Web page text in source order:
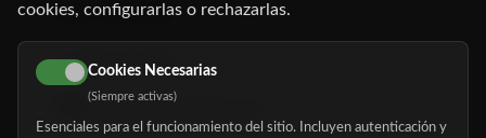
91 345 06 26
616 113 103
hola@mundomayor.com
cookies, configurarlas o rechazarlas.
Cookies Necesarias
(Siempre activas)
Esenciales para el funcionamiento del sitio. Incluyen autenticación y